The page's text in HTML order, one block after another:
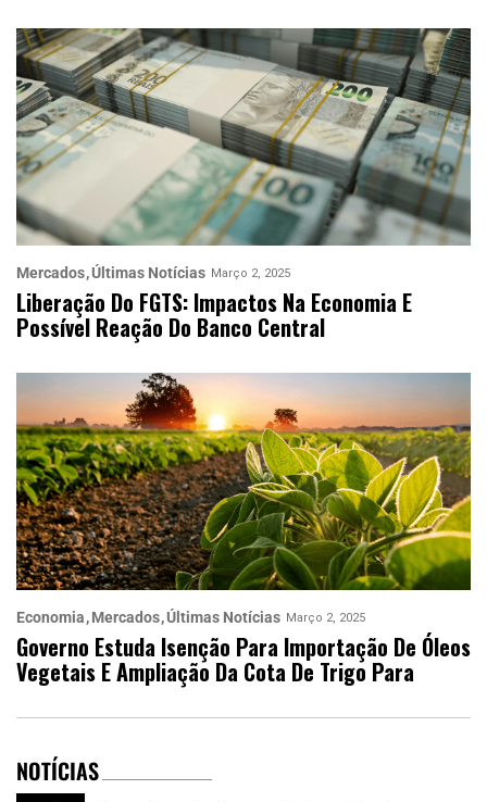
Mercados Últimas Notícias Março 2, 2025
Liberação Do FGTS: Impactos Na Economia E
Possível Reação Do Banco Central
Economia Mercados Últimas Notícias Março 2, 2025
Governo Estuda Isenção Para Importação De Óleos
Vegetais E Ampliação Da Cota De Trigo Para
NOTÍCIAS